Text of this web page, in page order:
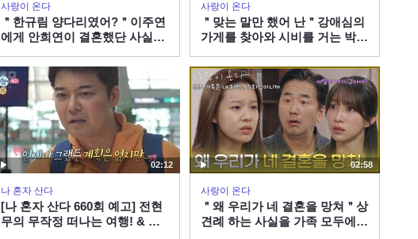
사랑이 온다
＂한규림 양다리였어?＂이주연
에게 안희연이 결혼했단 사실을
KBS 260808 방송
사랑이 온다
＂맞는 말만 했어 난＂강애심의
가게를 찾아와 시비를 거는 박유
방송
02:12
나 혼자 산다
[나 혼자 산다 660회 예고] 전현
무의 무작정 떠나는 여행! & 동
02:58
사랑이 온다
＂왜 우리가 네 결혼을 망쳐＂상
견례 하는 사실을 가족 모두에게